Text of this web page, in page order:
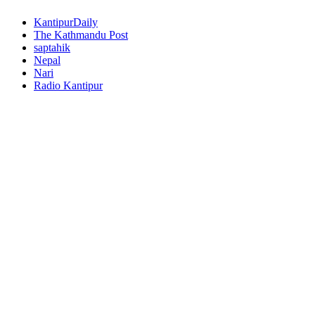
KantipurDaily
The Kathmandu Post
saptahik
Nepal
Nari
Radio Kantipur